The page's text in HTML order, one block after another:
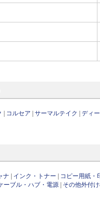
| コルセア |サーマルテイク |ディ
ナ | インク・トナー | コピー用紙・
ーブル・ハブ・電源 | その他外付